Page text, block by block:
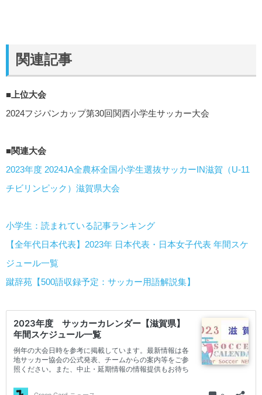
関連記事
■上位大会
2024フジパンカップ第30回関西小学生サッカー大会
■関連大会
2023年度 2024JA全農杯全国小学生選抜サッカーIN滋賀（U-11
チビリンピック）滋賀県大会
小学生：読まれている記事ランキング
【全年代日本代表】2023年 日本代表・日本女子代表 年間スケ
ジュール一覧
蹴辞苑【500語収録予定：サッカー用語解説集】